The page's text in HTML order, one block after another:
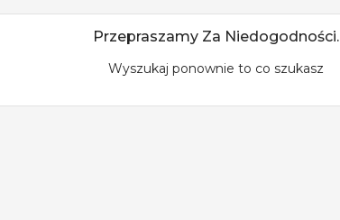
Przepraszamy Za Niedogodności.
Wyszukaj ponownie to co szukasz